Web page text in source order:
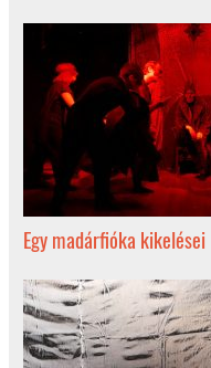
Egy madárfióka kikelései